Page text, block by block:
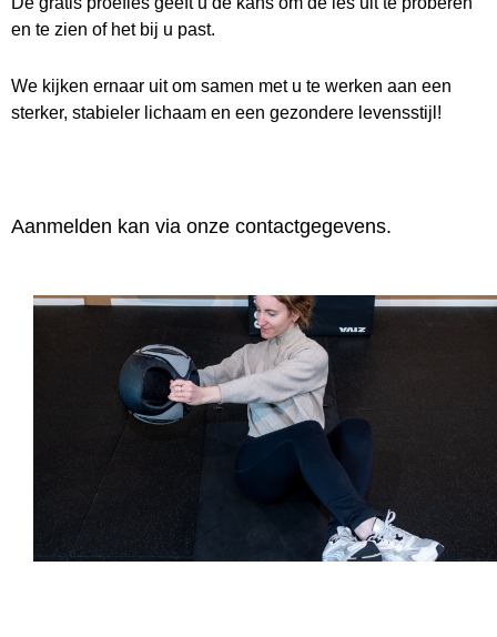
en te zien of het bij u past.
We kijken ernaar uit om samen met u te werken aan een
sterker, stabieler lichaam en een gezondere levensstijl!
Aanmelden kan via onze contactgegevens.